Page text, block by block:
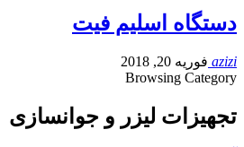
دستگاه اسلیم فیت
azizi فوریه 20, 2018
Browsing Category
تجهیزات لیزر و جوانسازی